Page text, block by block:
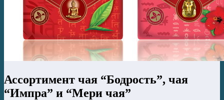
Ассортимент чая “Бодрость”, чая
“Импра” и “Мери чая”